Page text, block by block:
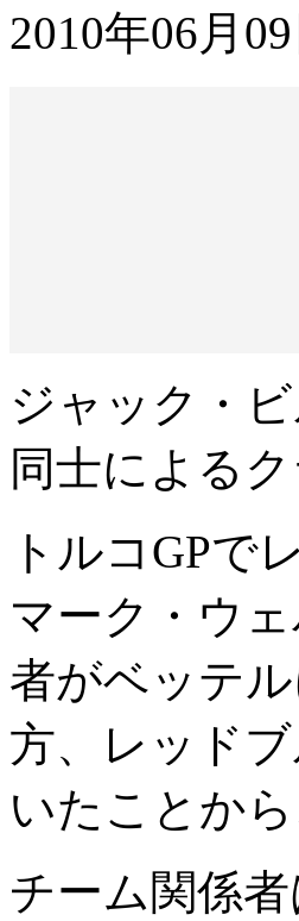
2010年06月09
ジャック・
同士による
トルコGPで
マーク・ウ
者がベッテ
方、レッド
いたことか
チーム関係